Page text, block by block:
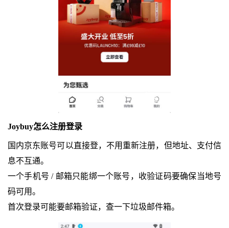
Joybuy怎么注册登录
国内京东账号可以直接登，不用重新注册，但地址、支付信
息不互通。
一个手机号 / 邮箱只能绑一个账号，收验证码要确保当地号
码可用。
首次登录可能要邮箱验证，查一下垃圾邮件箱。